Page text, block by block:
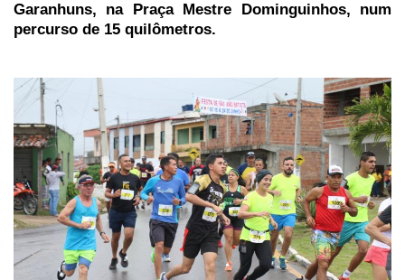
Garanhuns, na Praça Mestre Dominguinhos, num
percurso de 15 quilômetros.